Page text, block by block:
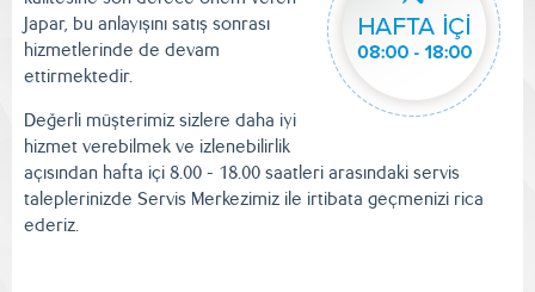
Japar, bu anlayışını satış sonrası
hizmetlerinde de devam
ettirmektedir.
Değerli müşterimiz sizlere daha iyi
hizmet verebilmek ve izlenebilirlik
açısından hafta içi 8.00 - 18.00 saatleri arasındaki servis
taleplerinizde Servis Merkezimiz ile irtibata geçmenizi rica
ederiz.